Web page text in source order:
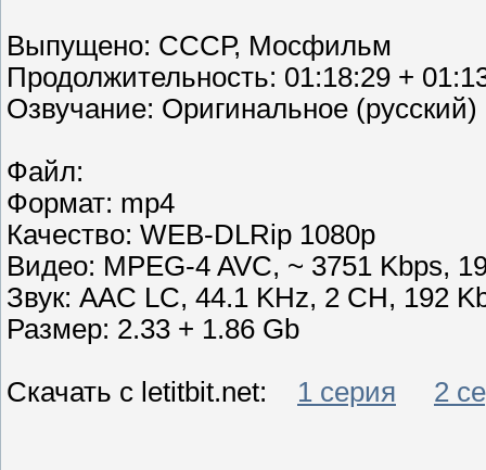
Выпущено: СССР, Мосфильм
Продолжительность: 01:18:29 +
Озвучание: Оригинальное (русский)
Файл:
Формат: mp4
Качество: WEB-DLRip 1080p
Видео: MPEG-4 AVC, ~ 3751 Kbps,
Звук: AAC LC, 44.1 KHz, 2 CH, 192
Размер: 2.33 + 1.86 Gb
Скачать с letitbit.net: 1 серия 2